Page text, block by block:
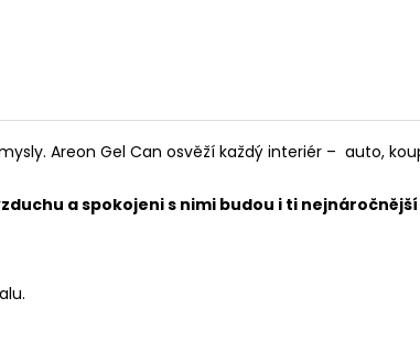
Areon Gel Can osvěží každý interiér – auto,
a spokojeni s nimi budou i ti